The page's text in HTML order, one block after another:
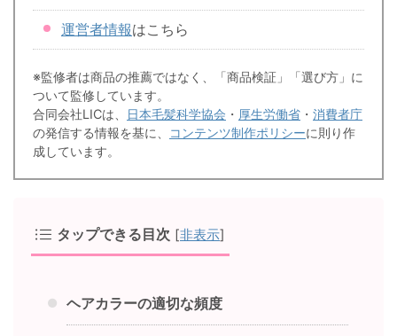
運営者情報はこちら
※監修者は商品の推薦ではなく、「商品検証」「選び方」に
ついて監修しています。
合同会社LICは、
日本毛髪科学協会 ・ 厚生労働省 ・ 消費者庁
の発信する情報を基に、
コンテンツ制作ポリシーに則り作
成しています。
タップできる目次 [非表示]
ヘアカラーの適切な頻度